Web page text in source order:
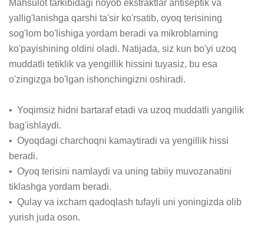
Mahsulot tarkibidagi noyob ekstraktlar antiseptik va
yallig'lanishga qarshi ta'sir ko'rsatib, oyoq terisining
sog'lom bo'lishiga yordam beradi va mikroblarning
ko'payishining oldini oladi. Natijada, siz kun bo'yi uzoq
muddatli tetiklik va yengillik hissini tuyasiz, bu esa
o'zingizga bo'lgan ishonchingizni oshiradi.
•  Yoqimsiz hidni bartaraf etadi va uzoq muddatli yangilik
bag'ishlaydi.
•  Oyoqdagi charchoqni kamaytiradi va yengillik hissi
beradi.
•  Oyoq terisini namlaydi va uning tabiiy muvozanatini
tiklashga yordam beradi.
•  Qulay va ixcham qadoqlash tufayli uni yoningizda olib
yurish juda oson.